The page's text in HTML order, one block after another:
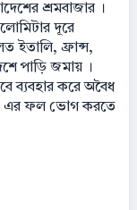
শ্রমবাজার ।
দূরে
ইতালি, ফ্রান্স,
পাড়ি জমায় ।
ব্যবহার করে অবৈধ
। এর ফল ভোগ করতে